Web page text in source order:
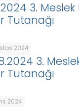
3.
Tutanağı
2024
3.
Tutanağı
2024